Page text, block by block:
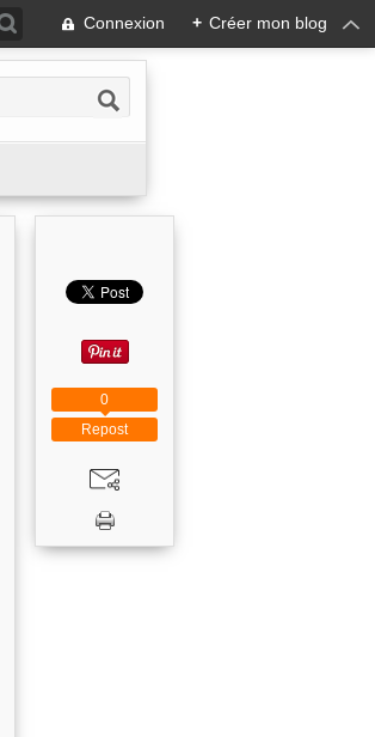
Connexion + Créer mon blog
Repost
0